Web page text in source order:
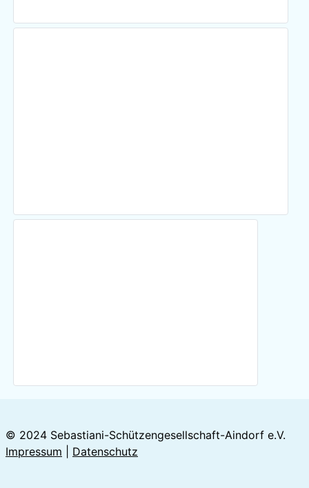
© 2024 Sebastiani-Schützengesellschaft-Aindorf e.V.
Impressum
Datenschutz